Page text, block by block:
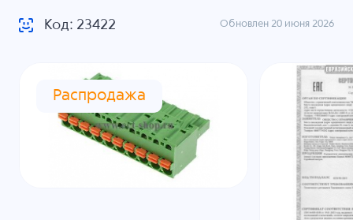
Код: 23422 Обновлен 20 июня 2026
Распродажа